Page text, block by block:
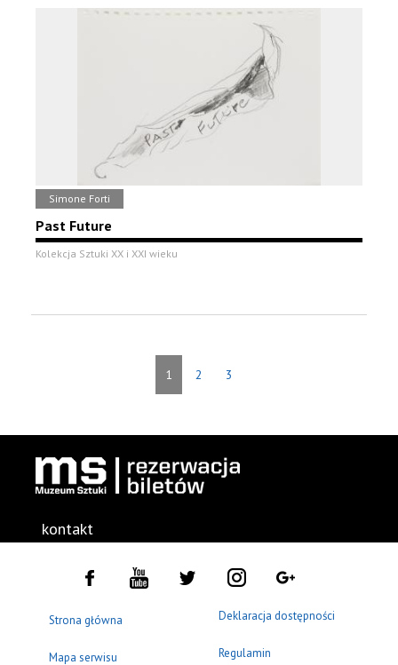
Simone Forti
Past Future
Kolekcja Sztuki XX i XXI wieku
1 2 3
kontakt
Strona główna
Mapa serwisu
Deklaracja dostępności
Regulamin